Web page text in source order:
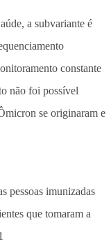
a subvariante é
constante
não foi possível
se originaram e